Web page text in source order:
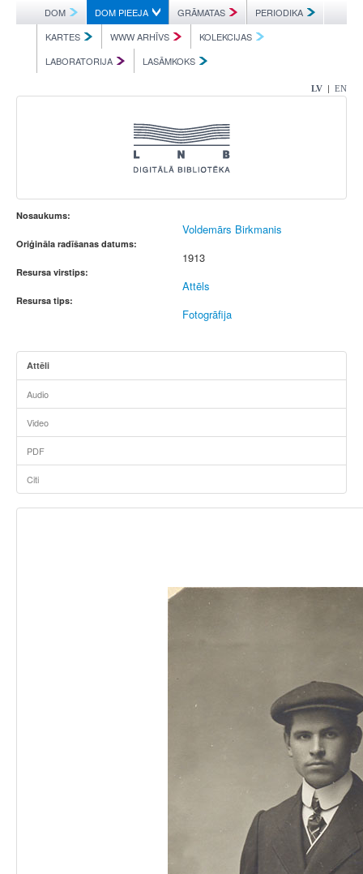
DOM DOM PIEEJA GRĀMATAS
PERIODIKA
KARTES
WWW ARHĪVS
KOLEKCIJAS
LABORATORIJA
LASĀMKOKS
LV | EN
Nosaukums:
Voldemārs Birkmanis
Oriģināla radīšanas datums:
1913
Resursa virstips:
Attēls
Resursa tips:
Fotogrāfija
Attēli
Audio
Video
PDF
Citi